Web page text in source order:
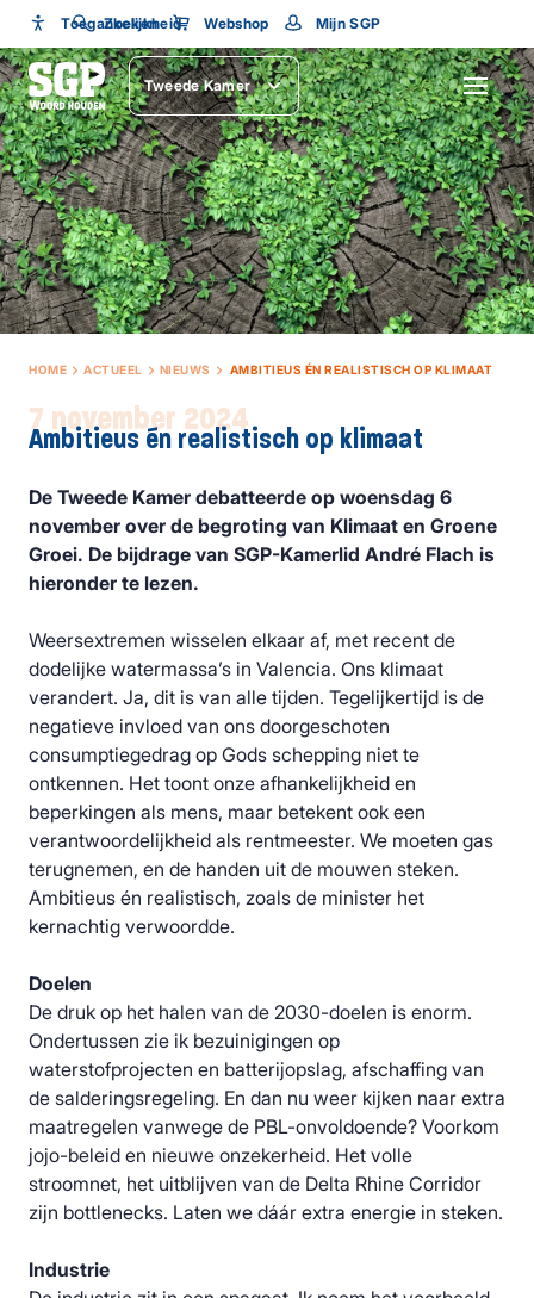
Toegankelijkheid
Toegankelijkheid
Lettergrootte
Zoeken Webshop Mijn SGP
Tweede Kamer SLUITEN
HOME ACTUEEL NIEUWS AMBITIEUS ÉN REALISTISCH OP KLIMAAT
7 november 2024
Ambitieus én realistisch op klimaat
De Tweede Kamer debatteerde op woensdag 6
november over de begroting van Klimaat en Groene
Groei. De bijdrage van SGP-Kamerlid André Flach is
hieronder te lezen.
Weersextremen wisselen elkaar af, met recent de
dodelijke watermassa’s in Valencia. Ons klimaat
verandert. Ja, dit is van alle tijden. Tegelijkertijd is de
negatieve invloed van ons doorgeschoten
consumptiegedrag op Gods schepping niet te
ontkennen. Het toont onze afhankelijkheid en
beperkingen als mens, maar betekent ook een
verantwoordelijkheid als rentmeester. We moeten gas
terugnemen, en de handen uit de mouwen steken.
Ambitieus én realistisch, zoals de minister het
kernachtig verwoordde.
Doelen
De druk op het halen van de 2030-doelen is enorm.
Ondertussen zie ik bezuinigingen op
waterstofprojecten en batterijopslag, afschaffing van
de salderingsregeling. En dan nu weer kijken naar extra
maatregelen vanwege de PBL-onvoldoende? Voorkom
jojo-beleid en nieuwe onzekerheid. Het volle
stroomnet, het uitblijven van de Delta Rhine Corridor
zijn bottlenecks. Laten we dáár extra energie in steken.
Industrie